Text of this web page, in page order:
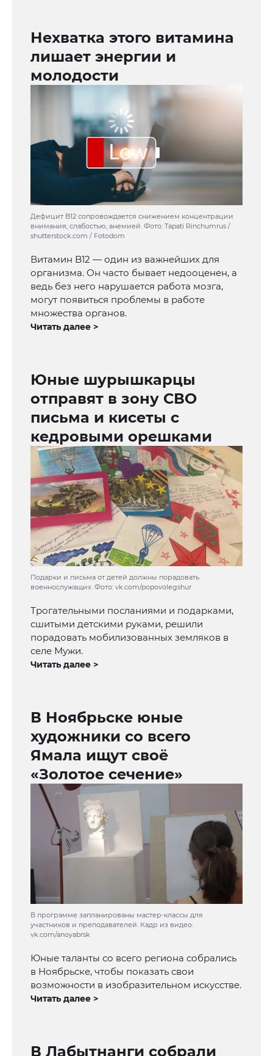
Нехватка этого витамина
лишает энергии и
молодости
Дефицит B12 сопровождается снижением концентрации
внимания, слабостью, анемией. Фото: Tapati Rinchumrus /
shutterstock.com / Fotodom
Витамин B12 — один из важнейших для
организма. Он часто бывает недооценен, а
ведь без него нарушается работа мозга,
могут появиться проблемы в работе
множества органов.
Читать далее >
Юные шурышкарцы
отправят в зону СВО
письма и кисеты с
кедровыми орешками
Подарки и письма от детей должны порадовать
военнослужащих. Фото: vk.com/popovolegshur
Трогательными посланиями и подарками,
сшитыми детскими руками, решили
порадовать мобилизованных земляков в
селе Мужи.
Читать далее >
В Ноябрьске юные
художники со всего
Ямала ищут своё
«Золотое сечение»
В программе запланированы мастер-классы для
участников и преподавателей. Кадр из видео:
vk.com/anoyabrsk
Юные таланты со всего региона собрались
в Ноябрьске, чтобы показать свои
возможности в изобразительном искусстве.
Читать далее >
В Лабытнанги собрали